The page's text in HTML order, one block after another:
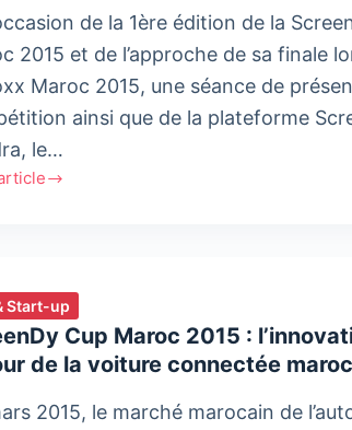
de la 1ère édition de la
2015 et de l’approche de sa finale
Maroc 2015, une séance de
ainsi que de la plateforme
le…
Start-up
Cup Maroc 2015 :
de la voiture connectée
2015, le marché marocain de